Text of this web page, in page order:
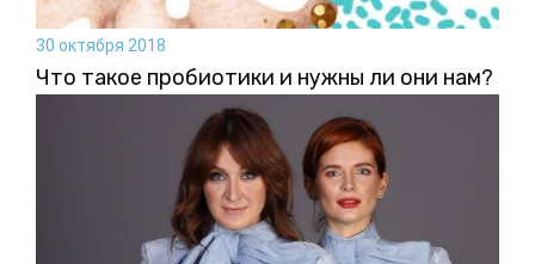
30 октября 2018
Что такое пробиотики и нужны ли они нам?